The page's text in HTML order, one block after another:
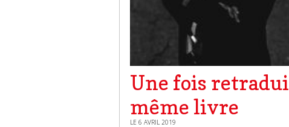
Une fois
même livre
LE 6 AVRIL 2019